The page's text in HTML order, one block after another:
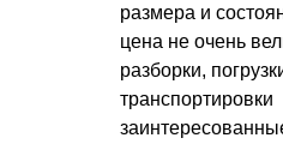
размера и
цена не очень
разборки,
транспортировки